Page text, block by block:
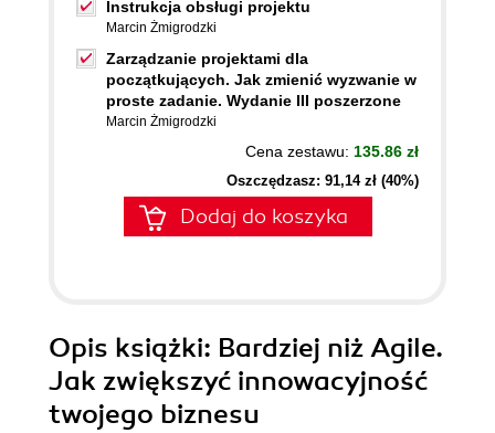
Instrukcja obsługi projektu
Marcin Żmigrodzki
Zarządzanie projektami dla
początkujących. Jak zmienić wyzwanie w
proste zadanie. Wydanie III poszerzone
Marcin Żmigrodzki
Cena zestawu: 135.86 zł
Oszczędzasz: 91,14 zł (40%)
Dodaj do koszyka
Opis książki: Bardziej niż Agile.
Jak zwiększyć innowacyjność
twojego biznesu